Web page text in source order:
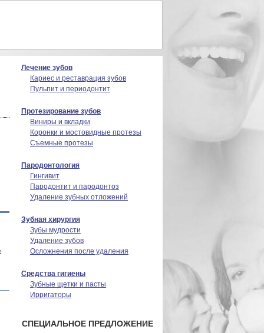
Лечение зубов
Кариес и реставрация зубов
Пульпит и периодонтит
Протезирование зубов
Виниры и вкладки
Коронки и мостовидные протезы
Съемные протезы
Пародонтология
Гингивит
Пародонтит и пародонтоз
Удаление зубных отложений
Зубная хирургия
Зубы мудрости
Удаление зубов
Осложнения после удаления
Средства гигиены
Зубные щетки и пасты
Ирригаторы
СПЕЦИАЛЬНОЕ ПРЕДЛОЖЕНИЕ